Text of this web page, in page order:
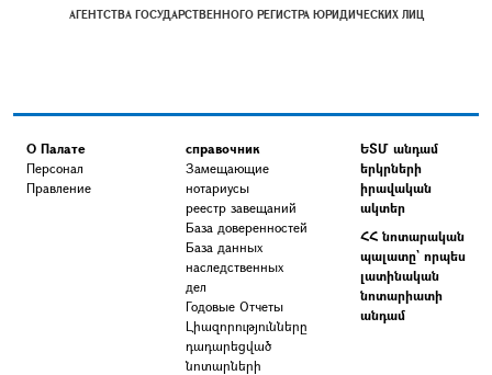
АГЕНТСТВА ГОСУДАРСТВЕННОГО РЕГИСТРА ЮРИДИЧЕСКИХ ЛИЦ
О Палате
Персонал
Правление
справочник
Замещающие
нотариусы
реестр завещаний
База доверенностей
База данных
наследственных
дел
Годовые Отчеты
Լիազորությունները
դադարեցված
նոտարների
ԵՏՄ անդամ
երկրների
իրավական
ակտեր
ՀՀ նոտարական
պալատը` որպես
լատինական
նոտարիատի
անդամ